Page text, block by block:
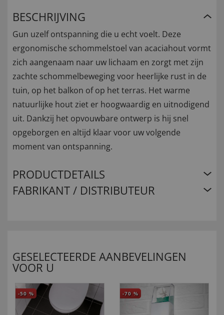
BESCHRIJVING
Gun uzelf ontspanning die u echt voelt. Deze
ergonomische schommelstoel van acaciahout vormt
zich aangenaam naar uw lichaam en zorgt met zijn
zachte schommelbeweging voor heerlijke rust in de
tuin, op het balkon of op het terras. Het warme
natuurlijke hout ziet er hoogwaardig en uitnodigend
uit. Dankzij het opvouwbare ontwerp is hij snel
opgeborgen en altijd klaar voor uw volgende
moment van ontspanning.
PRODUCTDETAILS
FABRIKANT / DISTRIBUTEUR
GESELECTEERDE AANBEVELINGEN
VOOR U
-50 % -70 %